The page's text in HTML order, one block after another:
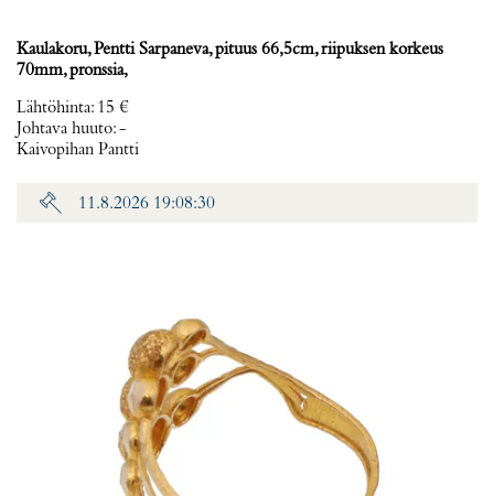
Kaulakoru, Pentti Sarpaneva, pituus 66,5cm, riipuksen korkeus
70mm, pronssia,
Lähtöhinta: 15 €
Johtava huuto:-
Kaivopihan Pantti
11.8.2026 19:08:30